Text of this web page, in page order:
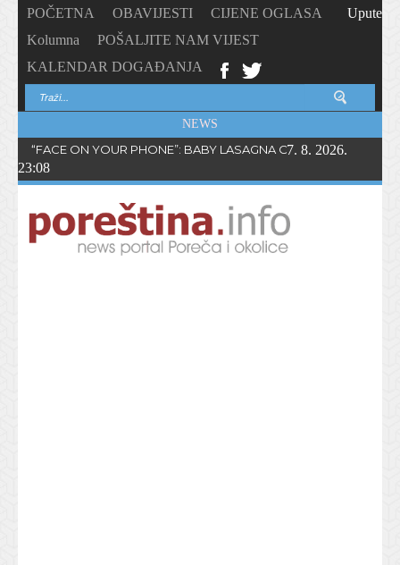
POČETNA OBAVIJESTI
CIJENE OGLASA
Kolumna
POŠALJITE NAM VIJEST
KALENDAR DOGAĐANJA
Upute
NEWS
“FACE ON YOUR PHONE”: BABY LASAGNA OBJAVIO NOVI
7. 8. 2026.
23:08